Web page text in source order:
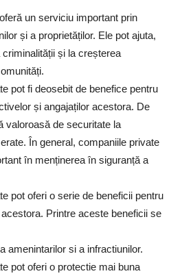
un serviciu important prin
și a proprietăților. Ele pot ajuta,
și la creșterea
pot fi deosebit de benefice pentru
și angajaților acestora. De
valoroasă de securitate la
În general, companiile private
în menținerea în siguranță a
pot oferi o serie de beneficii pentru
Printre aceste beneficii se
amenintarilor si a infractiunilor.
pot oferi o protectie mai buna